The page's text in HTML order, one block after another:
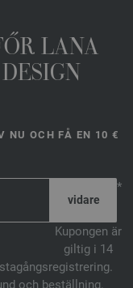
LANA
NU OCH FÅ EN 10 €
*
Kupongen är
giltig i 14
och beställning.